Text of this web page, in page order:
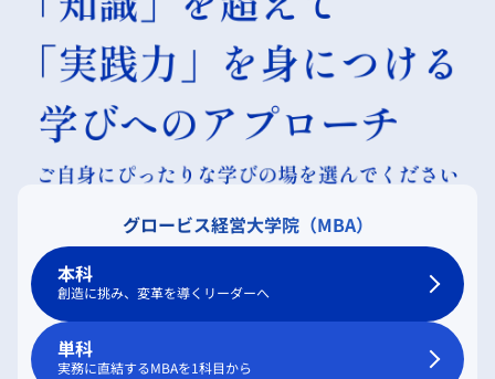
グロービス経営大学院（MBA）
本科
創造に挑み、変革を導くリーダーへ
単科
実務に直結するMBAを1科目から